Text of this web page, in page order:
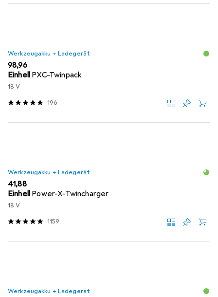
Werkzeugakku + Ladegerät
EUR
98,96
Einhell PXC-Twinpack
18 V
196
Werkzeugakku + Ladegerät
EUR
41,88
Einhell Power-X-Twincharger
18 V
1159
Werkzeugakku + Ladegerät